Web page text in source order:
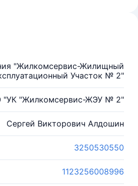
"Жилкомсервис-Жилищный
Участок № 2"
"УК "Жилкомсервис-ЖЭУ № 2"
Сергей Викторович Алдошин
3250530550
1123256008996